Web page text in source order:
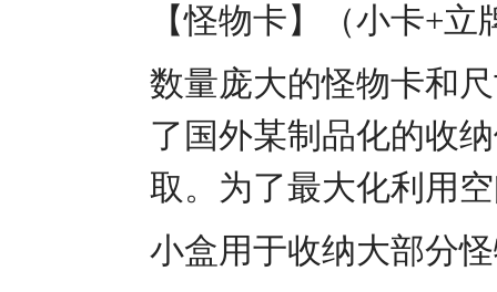
【怪物卡】（小卡+
数量庞大的怪物卡和
了国外某制品化的收
取。为了最大化利用
小盒用于收纳大部分